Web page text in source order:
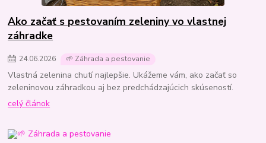
Ako začať s pestovaním zeleniny vo vlastnej
záhradke
24.06.2026 🌱 Záhrada a pestovanie
Vlastná zelenina chutí najlepšie. Ukážeme vám, ako začať so
zeleninovou záhradkou aj bez predchádzajúcich skúseností.
celý článok